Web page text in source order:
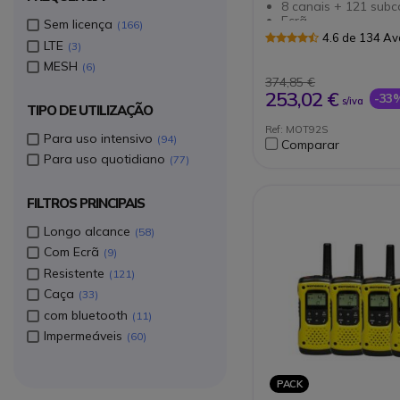
8 canais + 121
Ecrã
20 tons de
Norma IP67:
1m durante 30 min.
Bateria com
Pack inclui 3 malas
pares de walkies e
4.6 de 134
374,85 €
253,02 € s/iva -
Ref: MOT92S
Comparar
PACK
Sem licença 166
LTE 3
MESH 6
TIPO DE UTILIZAÇÃO
Para uso intensivo 94
Para uso quotidiano 77
FILTROS PRINCIPAIS
Longo alcance 58
Com Ecrã 9
Resistente 121
Caça 33
com bluetooth 11
Impermeáveis 60